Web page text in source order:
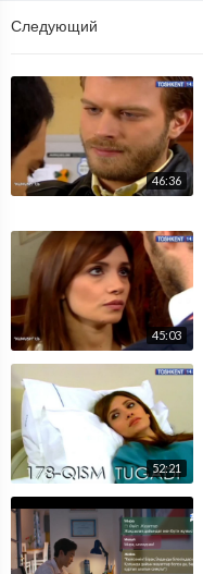
Следующий
46:36
45:03
52:21